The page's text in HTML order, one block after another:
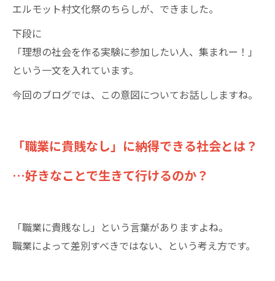
エルモット村文化祭のちらしが、できました。
下段に
「理想の社会を作る実験に参加したい人、集まれー！」
という一文を入れています。
今回のブログでは、この意図についてお話ししますね。
「職業に貴賎なし」に納得できる社会とは？
…好きなことで生きて行けるのか？
「職業に貴賎なし」という言葉がありますよね。
職業によって差別すべきではない、という考え方です。